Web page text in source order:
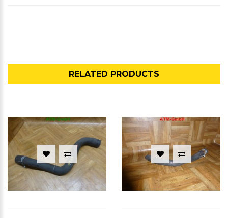
RELATED PRODUCTS